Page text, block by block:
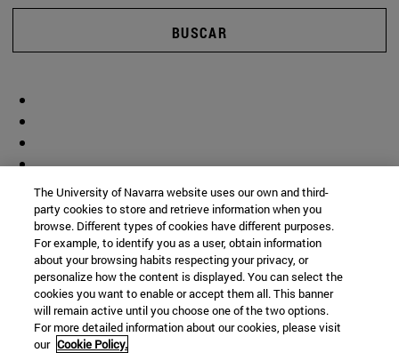
BUSCAR
The University of Navarra website uses our own and third-
party cookies to store and retrieve information when you
browse. Different types of cookies have different purposes.
For example, to identify you as a user, obtain information
about your browsing habits respecting your privacy, or
personalize how the content is displayed. You can select the
cookies you want to enable or accept them all. This banner
will remain active until you choose one of the two options.
For more detailed information about our cookies, please visit
our Cookie Policy.